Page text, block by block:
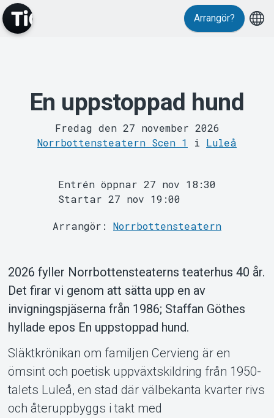
Evenemang
MyTickster
Support
Om Tickster
Arrangör?
En uppstoppad hund
Fredag den 27 november 2026
Norrbottensteatern Scen 1
i Luleå
Entrén öppnar 27 nov 18:30
Startar 27 nov 19:00
Arrangör: Norrbottensteatern
2026 fyller Norrbottensteaterns teaterhus 40 år.
Det firar vi genom att sätta upp en av
invigningspjäserna från 1986; Staffan Göthes
hyllade epos En uppstoppad hund.
Släktkrönikan om familjen Cervieng är en
ömsint och poetisk uppväxtskildring från 1950-
talets Luleå, en stad där välbekanta kvarter rivs
och återuppbyggs i takt med